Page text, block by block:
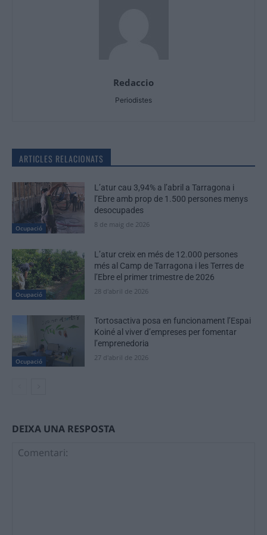
Redaccio
Periodistes
ARTICLES RELACIONATS
Ocupació
L’atur cau 3,94% a l’abril a Tarragona i
l’Ebre amb prop de 1.500 persones menys
desocupades
8 de maig de 2026
Ocupació
L’atur creix en més de 12.000 persones
més al Camp de Tarragona i les Terres de
l’Ebre el primer trimestre de 2026
28 d'abril de 2026
Ocupació
Tortosactiva posa en funcionament l’Espai
Koiné al viver d’empreses per fomentar
l’emprenedoria
27 d'abril de 2026
DEIXA UNA RESPOSTA